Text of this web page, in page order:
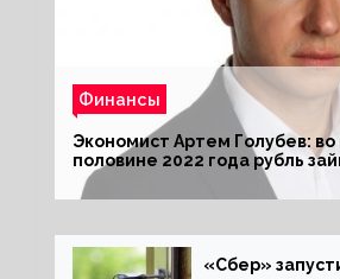
Финансы
Экономист Артем Голубев: во
половине 2022 года рубль
комфортный курс
«Сбер»